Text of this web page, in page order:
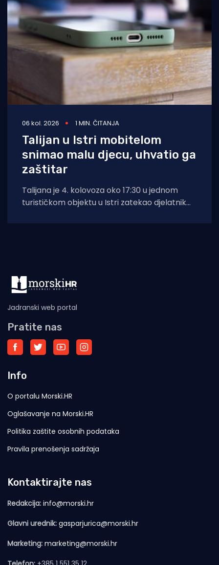
06 kol. 2026 1 MIN. ČITANJA
Talijan u Istri mobitelom
snimao malu djecu, uhvatio ga
zaštitar
Talijana je 4. kolovoza oko 17:30 u jednom
turističkom objektu u Istri zatekao djelatnik
Jadranski web portal
Pratite nas
Info
O portalu Morski.HR
Oglašavanje na Morski.HR
Politika zaštite osobnih podataka
Pravila prenošenja sadržaja
Kontaktirajte nas
Redakcija: info@morski.hr
Glavni urednik: gasparjurica@morski.hr
Marketing: marketing@morski.hr